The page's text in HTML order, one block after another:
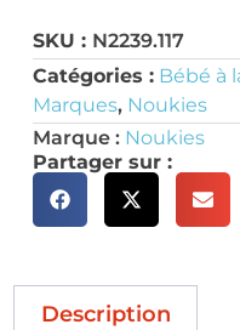
SKU : N2239.117
Catégories : Bébé à
Marques, Noukies
Marque : Noukies
Partager sur :
Description